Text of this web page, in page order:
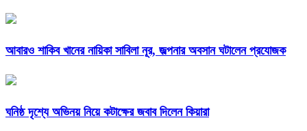
আবারও শাকিব খানের নায়িকা সাবিলা নূর, জল্পনার অবসান ঘটালেন প্রযোজক
ঘনিষ্ঠ দৃশ্যে অভিনয় নিয়ে কটাক্ষের জবাব দিলেন কিয়ারা